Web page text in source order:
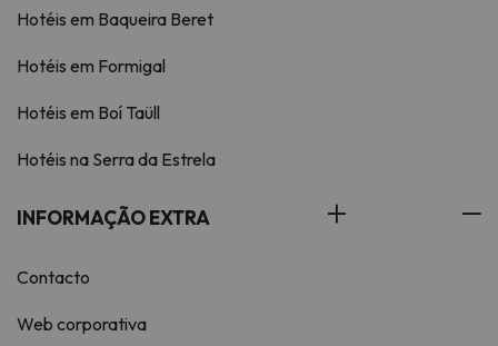
Hotéis em Baqueira Beret
Hotéis em Formigal
Hotéis em Boí Taüll
Hotéis na Serra da Estrela
INFORMAÇÃO EXTRA
Contacto
Web corporativa